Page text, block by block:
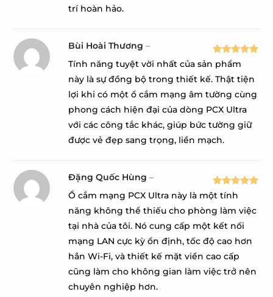
trí hoàn hảo.
Được xếp
hạng5 5
sao
Bùi Hoài Thương–
Tính năng tuyệt vời nhất của sản phẩm
này là sự đồng bộ trong thiết kế. Thật tiện
lợi khi có một ổ cắm mạng âm tường cùng
phong cách hiện đại của dòng PCX Ultra
với các công tắc khác, giúp bức tường giữ
được vẻ đẹp sang trọng, liền mạch.
Được xếp
hạng5 5
sao
Đặng Quốc Hùng–
Ổ cắm mạng PCX Ultra này là một tính
năng không thể thiếu cho phòng làm việc
tại nhà của tôi. Nó cung cấp một kết nối
mạng LAN cực kỳ ổn định, tốc độ cao hơn
hẳn Wi-Fi, và thiết kế mặt viền cao cấp
cũng làm cho không gian làm việc trở nên
chuyên nghiệp hơn.